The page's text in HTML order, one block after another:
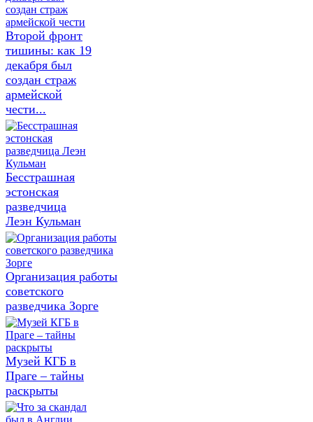
Второй фронт
тишины: как 19
декабря был
создан страж
армейской
чести...
Бесстрашная
эстонская
разведчица
Леэн Кульман
Организация работы
советского
разведчика Зорге
Музей КГБ в
Праге – тайны
раскрыты